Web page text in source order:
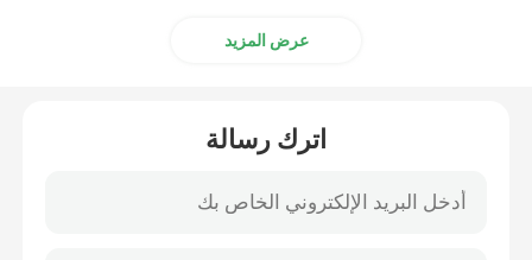
عرض المزيد
اترك رسالة